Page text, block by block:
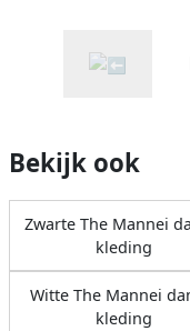
Bekijk ook
Zwarte The Mannei
kleding
Witte The Mannei
kleding